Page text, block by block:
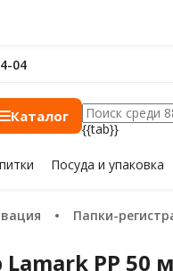
04
Каталог
{{tab}}
Посуда и упаковка
Папки-
Lamark PP